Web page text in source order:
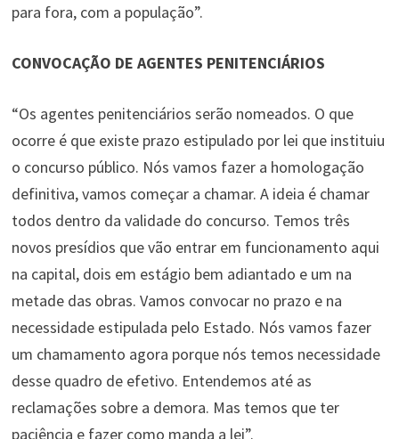
para fora, com a população”.
CONVOCAÇÃO DE AGENTES PENITENCIÁRIOS
“Os agentes penitenciários serão nomeados. O que
ocorre é que existe prazo estipulado por lei que instituiu
o concurso público. Nós vamos fazer a homologação
definitiva, vamos começar a chamar. A ideia é chamar
todos dentro da validade do concurso. Temos três
novos presídios que vão entrar em funcionamento aqui
na capital, dois em estágio bem adiantado e um na
metade das obras. Vamos convocar no prazo e na
necessidade estipulada pelo Estado. Nós vamos fazer
um chamamento agora porque nós temos necessidade
desse quadro de efetivo. Entendemos até as
reclamações sobre a demora. Mas temos que ter
paciência e fazer como manda a lei”.